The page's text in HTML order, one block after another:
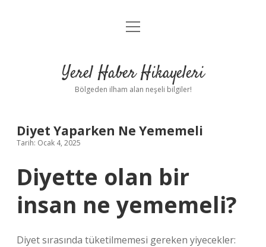
Anasayfa
Yasal Uyarı
menüyü
Yerel Haber Hikayeleri
Bölgeden ilham alan neşeli bilgiler!
Diyet Yaparken Ne Yememeli
Tarih: Ocak 4, 2025
Diyette olan bir
insan ne yememeli?
Diyet sırasında tüketilmemesi gereken yiyecekler: